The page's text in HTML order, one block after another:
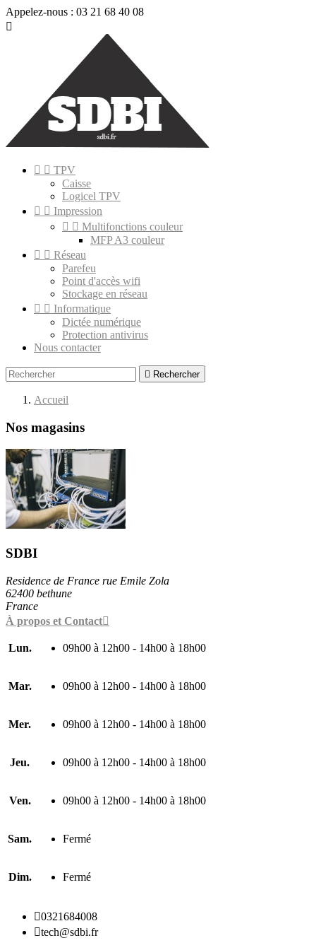
Appelez-nous : 03 21 68 40 08

  TPV
Caisse
Logicel TPV
  Impression
  Multifonctions couleur
MFP A3 couleur
  Réseau
Parefeu
Point d'accès wifi
Stockage en réseau
  Informatique
Dictée numérique
Protection antivirus
Nous contacter
 Rechercher
Accueil
Nos magasins
SDBI
Residence de France rue Emile Zola
62400 bethune
France
À propos et Contact
Lun. 09h00 à 12h00 - 14h00 à 18h00
Mar. 09h00 à 12h00 - 14h00 à 18h00
Mer. 09h00 à 12h00 - 14h00 à 18h00
Jeu. 09h00 à 12h00 - 14h00 à 18h00
Ven. 09h00 à 12h00 - 14h00 à 18h00
Sam. Fermé
Dim. Fermé
0321684008
tech@sdbi.fr